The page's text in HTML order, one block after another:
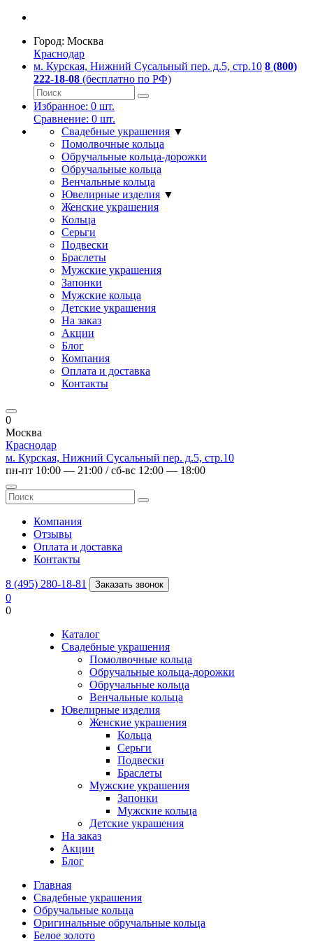
Город: Москва
Краснодар
м. Курская, Нижний Сусальный пер. д.5, стр.10 8 (800)
222-18-08 (бесплатно по РФ)
Избранное: 0 шт.
Сравнение: 0 шт.
Свадебные украшения ▼
Помолвочные кольца
Обручальные кольца-дорожки
Обручальные кольца
Венчальные кольца
Ювелирные изделия ▼
Женские украшения
Кольца
Серьги
Подвески
Браслеты
Мужские украшения
Запонки
Мужские кольца
Детские украшения
На заказ
Акции
Блог
Компания
Оплата и доставка
Контакты
0
Москва
Краснодар
м. Курская, Нижний Сусальный пер. д.5, стр.10
пн-пт 10:00 — 21:00 / сб-вс 12:00 — 18:00
Компания
Отзывы
Оплата и доставка
Контакты
8 (495) 280-18-81 Заказать звонок
0
0
Каталог
Свадебные украшения
Помолвочные кольца
Обручальные кольца-дорожки
Обручальные кольца
Венчальные кольца
Ювелирные изделия
Женские украшения
Кольца
Серьги
Подвески
Браслеты
Мужские украшения
Запонки
Мужские кольца
Детские украшения
На заказ
Акции
Блог
Главная
Свадебные украшения
Обручальные кольца
Оригинальные обручальные кольца
Белое золото